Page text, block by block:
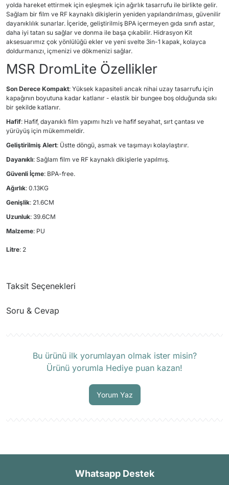
yolda hareket ettirmek için eşleşmek için ağırlık tasarrufu ile birlikte gelir.
Sağlam bir film ve RF kaynaklı dikişlerin yeniden yapılandırılması, güvenilir
dayanıklılık sunarlar. İçeride, geliştirilmiş BPA içermeyen gıda sınıfı astar,
daha iyi tatan su sağlar ve donma ile başa çıkabilir. Hidrasyon Kit
aksesuarımız çok yönlülüğü ekler ve yeni svelte 3in-1 kapak, kolayca
doldurmanızı, içmenizi ve dökmenizi sağlar.
MSR DromLite Özellikler
Son Derece Kompakt: Yüksek kapasiteli ancak nihai uzay tasarrufu için
kapağının boyutuna kadar katlanır - elastik bir bungee boş olduğunda sıkı
bir şekilde katlanır.
Hafif: Hafif, dayanıklı film yapımı hızlı ve hafif seyahat, sırt çantası ve
yürüyüş için mükemmeldir.
Geliştirilmiş Alert: Üstte döngü, asmak ve taşımayı kolaylaştırır.
Dayanıklı: Sağlam film ve RF kaynaklı dikişlerle yapılmış.
Güvenli İçme: BPA-free.
Ağırlık: 0.13KG
Genişlik: 21.6CM
Uzunluk: 39.6CM
Malzeme: PU
Litre: 2
Taksit Seçenekleri
Soru & Cevap
Bu ürünü ilk yorumlayan olmak ister misin?
Ürünü yorumla Hediye puan kazan!
Yorum Yaz
Whatsapp Destek